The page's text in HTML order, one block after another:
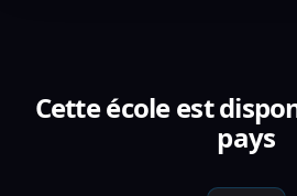
Cette école est
pays